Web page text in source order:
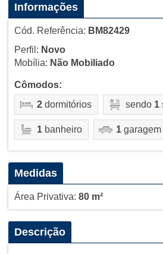
Informações
Cód. Referência: BM82429
Perfil: Novo
Mobília: Não Mobiliado
Cômodos:
2dormitórios sendo 1
1banheiro 1garagem
Medidas
Área Privativa: 80 m²
Descrição